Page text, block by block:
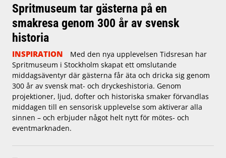
Spritmuseum tar gästerna på en
smakresa genom 300 år av svensk
historia
INSPIRATION
Med den nya upplevelsen Tidsresan har
Spritmuseum i Stockholm skapat ett omslutande
middagsäventyr där gästerna får äta och dricka sig genom
300 år av svensk mat- och dryckeshistoria. Genom
projektioner, ljud, dofter och historiska smaker förvandlas
middagen till en sensorisk upplevelse som aktiverar alla
sinnen – och erbjuder något helt nytt för mötes- och
eventmarknaden.